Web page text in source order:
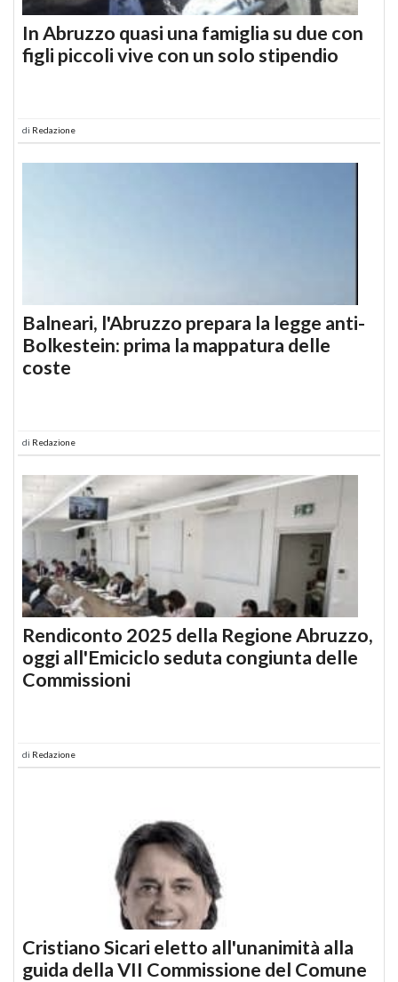
In Abruzzo quasi una famiglia su due con
figli piccoli vive con un solo stipendio
di Redazione
Balneari, l'Abruzzo prepara la legge anti-
Bolkestein: prima la mappatura delle
coste
di Redazione
Rendiconto 2025 della Regione Abruzzo,
oggi all'Emiciclo seduta congiunta delle
Commissioni
di Redazione
Cristiano Sicari eletto all'unanimità alla
guida della VII Commissione del Comune